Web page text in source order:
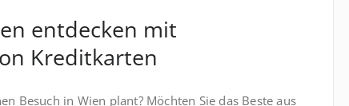
entdecken mit
Kreditkarten
Besuch in Wien plant? Möchten Sie das Beste aus